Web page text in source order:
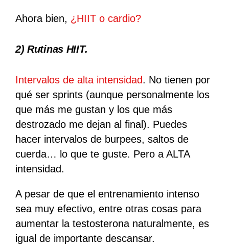
Ahora bien, ¿HIIT o cardio?
2)Rutinas HIIT.
Intervalos de alta intensidad. No tienen por
qué ser sprints (aunque personalmente los
que más me gustan y los que más
destrozado me dejan al final). Puedes
hacer intervalos de burpees, saltos de
cuerda… lo que te guste. Pero a ALTA
intensidad.
A pesar de que el entrenamiento intenso
sea muy efectivo, entre otras cosas para
aumentar la testosterona naturalmente, es
igual de importante descansar.